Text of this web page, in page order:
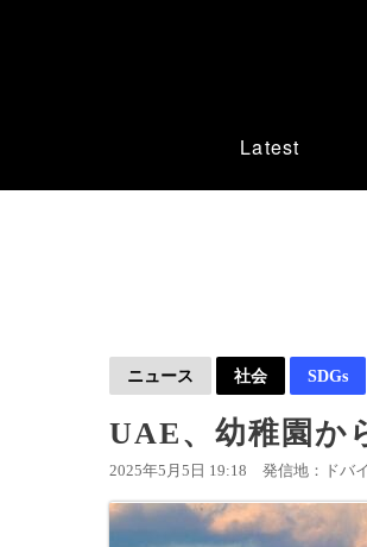
Latest
ニュース 社会 SDGs
UAE、幼稚園か
2025年5月5日 19:18 発信地：ドバ